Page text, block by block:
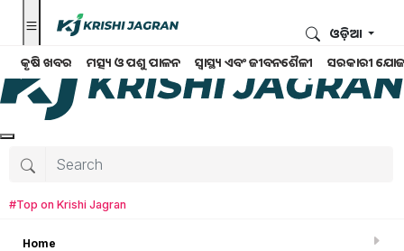
କୃଷି ଖବର ମତ୍ସ୍ୟ ଓ ପଶୁ ପାଳନ ସ୍ୱାସ୍ଥ୍ୟ ଏବଂ ଜୀବନଶୈଳୀ ସରକାରୀ
ଓଡ଼ିଆ
#Top on Krishi Jagran
Home